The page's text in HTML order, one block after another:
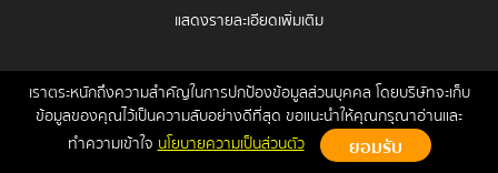
เราตระหนักถึงความสำคัญในการปกป้องข้อมูลส่วนบุคคล โดยบริษัทจะเก็บ
ข้อมูลของคุณไว้เป็นความลับอย่างดีที่สุด ขอแนะนำให้คุณกรุณาอ่านและ
ทำความเข้าใจนโยบายความเป็นส่วนตัว
เช่าบ้าน
เช่าทาวน์เฮ้าส์/ทาวน์โฮม
เช่าโฮมออฟฟิศ
เช่าอาคารพาณิชย์
แสดงรายละเอียดเพิ่มเติม
หน้าหลัก ขาย เช่า ฝากขาย/เช่า ข่าวสาร ติดต่อเรา
Site
Map
Copyrights © 2026, Connex Property